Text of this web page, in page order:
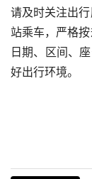
请及时关注出
站乘车，严格
日期、区间、
好出行环境。